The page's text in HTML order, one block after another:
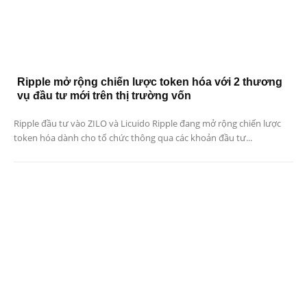
Ripple mở rộng chiến lược token hóa với 2 thương
vụ đầu tư mới trên thị trường vốn
Ripple đầu tư vào ZILO và Licuido Ripple đang mở rộng chiến lược
token hóa dành cho tổ chức thông qua các khoản đầu tư...